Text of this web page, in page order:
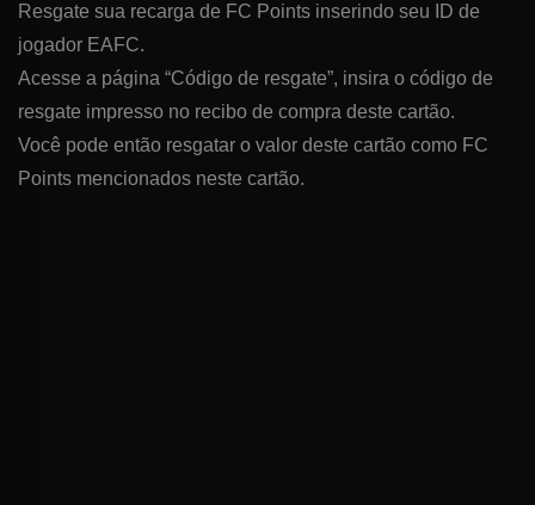
Resgate sua recarga de FC Points inserindo seu ID de
jogador EAFC.
Acesse a página “Código de resgate”, insira o código de
resgate impresso no recibo de compra deste cartão.
Você pode então resgatar o valor deste cartão como FC
Points mencionados neste cartão.